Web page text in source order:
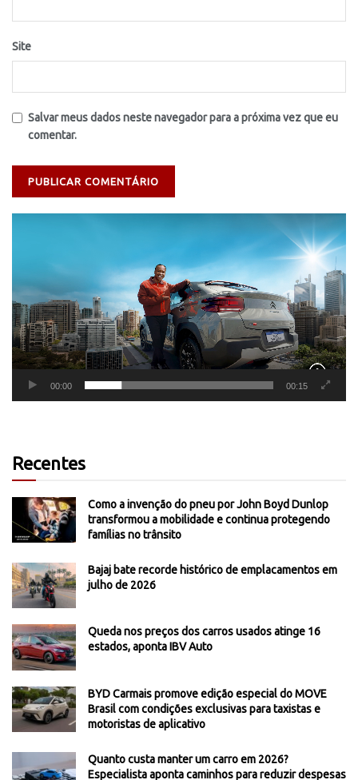
Site
Salvar meus dados neste navegador para a próxima vez que eu
comentar.
00:00 00:15
Recentes
Como a invenção do pneu por John Boyd Dunlop
transformou a mobilidade e continua protegendo
famílias no trânsito
Bajaj bate recorde histórico de emplacamentos em
julho de 2026
Queda nos preços dos carros usados atinge 16
estados, aponta IBV Auto
BYD Carmais promove edição especial do MOVE
Brasil com condições exclusivas para taxistas e
motoristas de aplicativo
Quanto custa manter um carro em 2026?
Especialista aponta caminhos para reduzir despesas